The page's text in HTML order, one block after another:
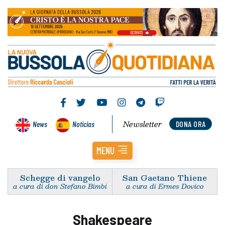
News Noticias DONA ORA
Newsletter
MENU
Schegge di vangelo
a cura di don Stefano Bimbi
San Gaetano Thiene
a cura di Ermes Dovico
Shakespeare